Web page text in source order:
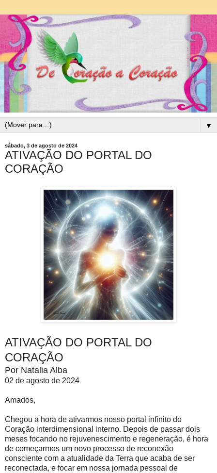
▼
sábado, 3 de agosto de 2024
ATIVAÇÃO DO PORTAL DO
CORAÇÃO
ATIVAÇÃO DO PORTAL DO
CORAÇÃO
Por Natalia Alba
02 de agosto de 2024
Amados,
Chegou a hora de ativarmos nosso portal infinito do
Coração interdimensional interno. Depois de passar dois
meses focando no rejuvenescimento e regeneração, é hora
de começarmos um novo processo de reconexão
consciente com a atualidade da Terra que acaba de ser
reconectada, e focar em nossa jornada pessoal de